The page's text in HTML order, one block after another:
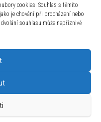
cookies. Souhlas s těmito
je chování při procházení nebo
souhlasu může nepříznivě
10730
4 IČ: 26454424